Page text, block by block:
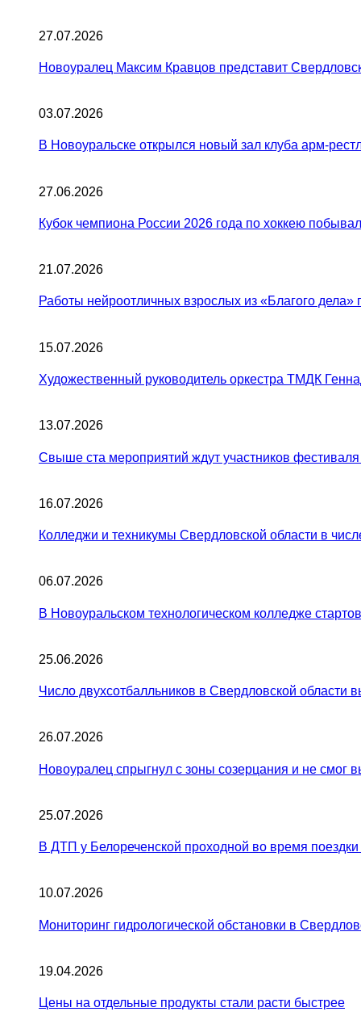
27.07.2026
Новоуралец Максим Кравцов представит
03.07.2026
В Новоуральске открылся новый зал клуба арм-
27.06.2026
Кубок чемпиона России 2026 года по хоккею
21.07.2026
Работы нейроотличных взрослых из «Благого
15.07.2026
Художественный руководитель оркестра ТМДК
13.07.2026
Свыше ста мероприятий ждут участников
16.07.2026
Колледжи и техникумы Свердловской области в
06.07.2026
В Новоуральском технологическом колледже
25.06.2026
Число двухсотбалльников в Свердловской области
26.07.2026
Новоуралец спрыгнул с зоны созерцания и не смог
25.07.2026
В ДТП у Белореченской проходной во время
10.07.2026
Мониторинг гидрологической обстановки в
19.04.2026
Цены на отдельные продукты стали расти быстрее